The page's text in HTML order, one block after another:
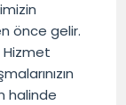
önce gelir.
Hizmet
halinde